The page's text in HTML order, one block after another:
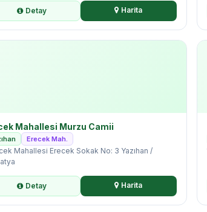
Detay Harita
Mahallesi Murzu Camii
Erecek Mah.
Mahallesi Erecek Sokak No: 3 Yazıhan /
Detay Harita